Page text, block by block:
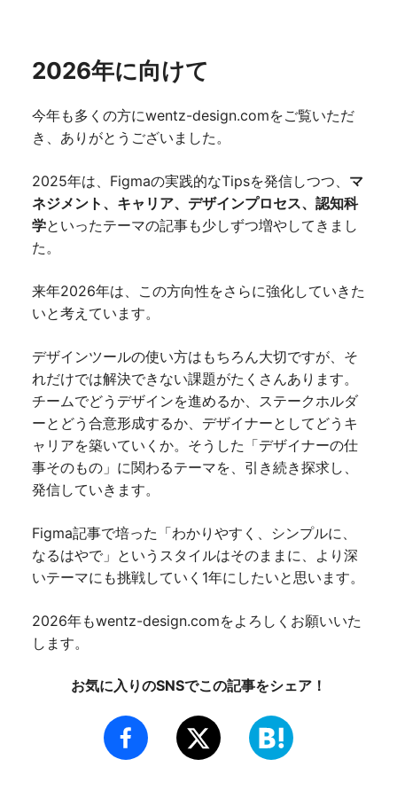
2026年に向けて
今年も多くの方にwentz-design.comをご覧いただ
き、ありがとうございました。
2025年は、Figmaの実践的なTipsを発信しつつ、 マ
ネジメント、キャリア、デザインプロセス、認知科
学といったテーマの記事も少しずつ増やしてきまし
た。
来年2026年は、この方向性をさらに強化していきた
いと考えています。
デザインツールの使い方はもちろん大切ですが、そ
れだけでは解決できない課題がたくさんあります。
チームでどうデザインを進めるか、ステークホルダ
ーとどう合意形成するか、デザイナーとしてどうキ
ャリアを築いていくか。そうした「デザイナーの仕
事そのもの」に関わるテーマを、引き続き探求し、
発信していきます。
Figma記事で培った「わかりやすく、シンプルに、
なるはやで」というスタイルはそのままに、より深
いテーマにも挑戦していく1年にしたいと思います。
2026年もwentz-design.comをよろしくお願いいた
します。
お気に入りのSNSでこの記事をシェア！